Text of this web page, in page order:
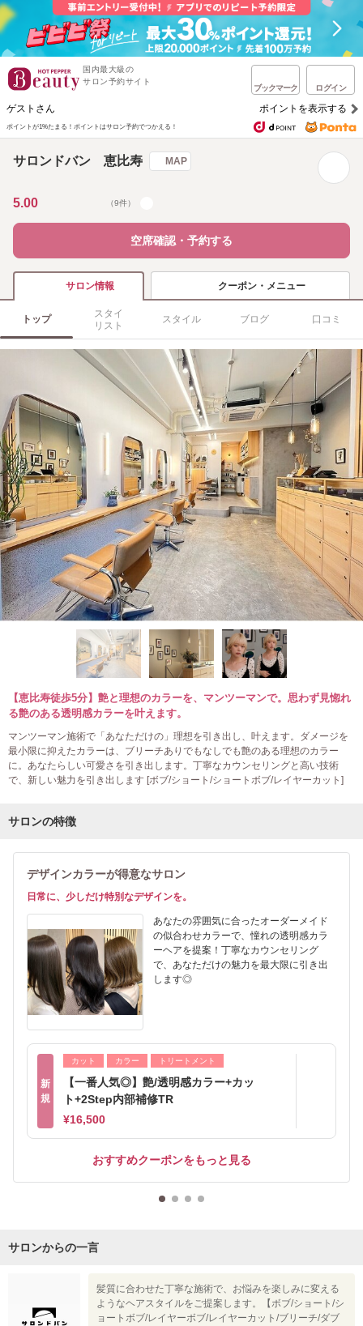
国内最大級の
サロン予約サイト
ブックマーク ログイン
ゲストさん ポイントを表示する
ポイントが1%たまる！ ポイントはサロン予約でつかえる！
サロンドバン 恵比寿 MAP
5.00 （9件）
空席確認・予約する
サロン情報 クーポン・メニュー
トップ
スタイ
リスト
スタイル ブログ 口コミ
【恵比寿徒歩5分】艶と理想のカラーを、マンツーマンで。思わず見惚れ
る艶のある透明感カラーを叶えます。
マンツーマン施術で「あなただけの」理想を引き出し、叶えます。ダメージを
最小限に抑えたカラーは、ブリーチありでもなしでも艶のある理想のカラー
に。あなたらしい可愛さを引き出します。丁寧なカウンセリングと高い技術
で、新しい魅力を引き出します [ボブ/ショート/ショートボブ/レイヤーカット]
サロンの特徴
デザインカラーが得意なサロン
日常に、少しだけ特別なデザインを。
あなたの雰囲気に合ったオーダーメイド
の似合わせカラーで、憧れの透明感カラ
ーヘアを提案！丁寧なカウンセリング
で、あなただけの魅力を最大限に引き出
します◎
新
規
カット カラー トリートメント
【一番人気◎】艶/透明感カラー+カッ
ト+2Step内部補修TR
¥16,500
おすすめクーポンをもっと見る
サロンからの一言
髪質に合わせた丁寧な施術で、お悩みを楽しみに変える
ようなヘアスタイルをご提案します。【ボブ/ショート/シ
ョートボブ/レイヤーボブ/レイヤーカット/ブリーチ/ダブ